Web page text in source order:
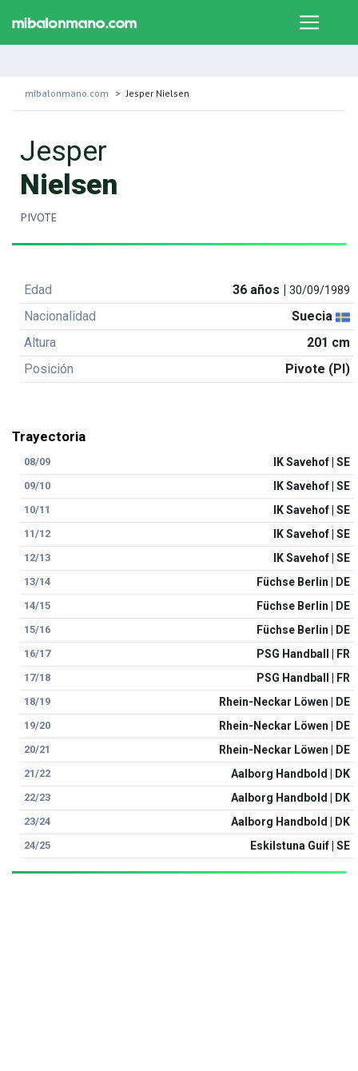
mibalonmano.com Jesper Nielsen
Jesper
Nielsen
PIVOTE
Edad 36 años |30/09/1989
Nacionalidad
Suecia
Altura
201 cm
Posición
Pivote (PI)
Trayectoria
08/09 IK Savehof | SE
09/10 IK Savehof | SE
10/11 IK Savehof | SE
11/12 IK Savehof | SE
12/13 IK Savehof | SE
13/14 Füchse Berlin | DE
14/15 Füchse Berlin | DE
15/16 Füchse Berlin | DE
16/17 PSG Handball | FR
17/18 PSG Handball | FR
18/19 Rhein-Neckar Löwen | DE
19/20 Rhein-Neckar Löwen | DE
20/21 Rhein-Neckar Löwen | DE
21/22 Aalborg Handbold | DK
22/23 Aalborg Handbold | DK
23/24 Aalborg Handbold | DK
24/25 Eskilstuna Guif | SE